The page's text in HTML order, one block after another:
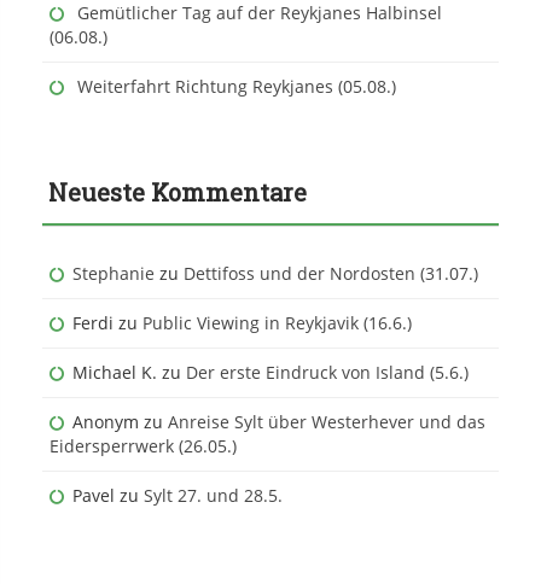
Gemütlicher Tag auf der Reykjanes Halbinsel
(06.08.)
Weiterfahrt Richtung Reykjanes (05.08.)
Neueste Kommentare
Stephanie zu Dettifoss und der Nordosten (31.07.)
Ferdi zu Public Viewing in Reykjavik (16.6.)
Michael K. zu Der erste Eindruck von Island (5.6.)
Anonym zu Anreise Sylt über Westerhever und das
Eidersperrwerk (26.05.)
Pavel zu Sylt 27. und 28.5.